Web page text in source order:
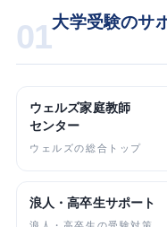
01大学受験のサ
ウェルズ家庭教師
センター
ウェルズの総合トップ
浪人・高卒生サポート
浪人・高卒生の受験対策